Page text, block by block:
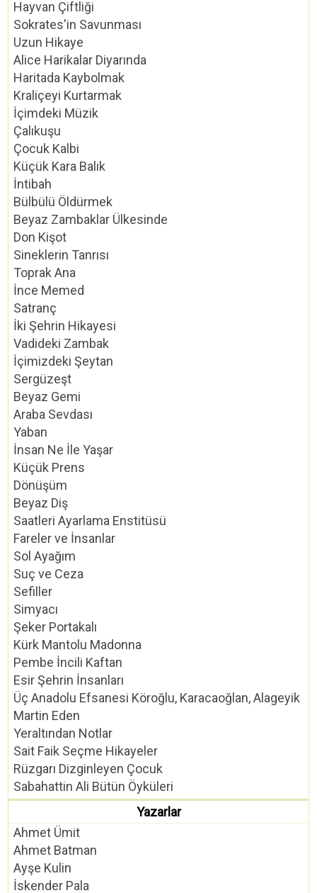
Hayvan Çiftliği
Sokrates'in Savunması
Uzun Hikaye
Alice Harikalar Diyarında
Haritada Kaybolmak
Kraliçeyi Kurtarmak
İçimdeki Müzik
Çalıkuşu
Çocuk Kalbi
Küçük Kara Balık
İntibah
Bülbülü Öldürmek
Beyaz Zambaklar Ülkesinde
Don Kişot
Sineklerin Tanrısı
Toprak Ana
İnce Memed
Satranç
İki Şehrin Hikayesi
Vadideki Zambak
İçimizdeki Şeytan
Sergüzeşt
Beyaz Gemi
Araba Sevdası
Yaban
İnsan Ne İle Yaşar
Küçük Prens
Dönüşüm
Beyaz Diş
Saatleri Ayarlama Enstitüsü
Fareler ve İnsanlar
Sol Ayağım
Suç ve Ceza
Sefiller
Simyacı
Şeker Portakalı
Kürk Mantolu Madonna
Pembe İncili Kaftan
Esir Şehrin İnsanları
Üç Anadolu Efsanesi Köroğlu, Karacaoğlan, Alageyik
Martin Eden
Yeraltından Notlar
Sait Faik Seçme Hikayeler
Rüzgarı Dizginleyen Çocuk
Sabahattin Ali Bütün Öyküleri
Yazarlar
Ahmet Ümit
Ahmet Batman
Ayşe Kulin
İskender Pala